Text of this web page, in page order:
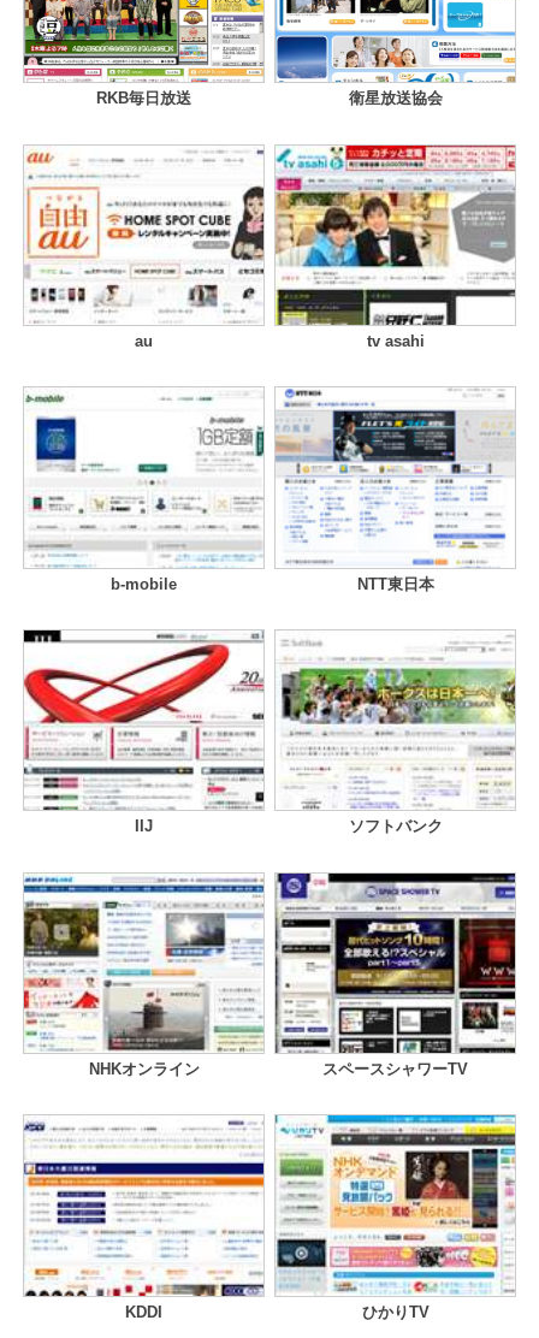
RKB毎日放送 衛星放送協会
au tv asahi
b-mobile NTT東日本
IIJ ソフトバンク
NHKオンライン スペースシャワーTV
KDDI ひかりTV